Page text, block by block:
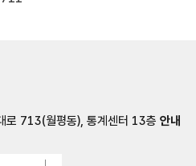
로 713(월평동), 통계센터 13층 안내